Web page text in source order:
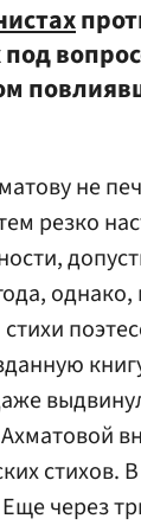
не
резко
стихов.
через